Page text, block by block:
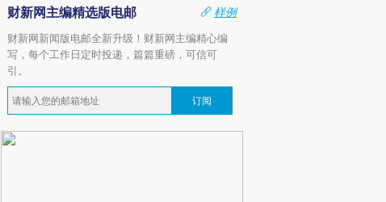
财新网主编精选版电邮
样例
财新网新闻版电邮全新升级！财新网主编精心编
写，每个工作日定时投递，篇篇重磅，可信可
引。
订阅